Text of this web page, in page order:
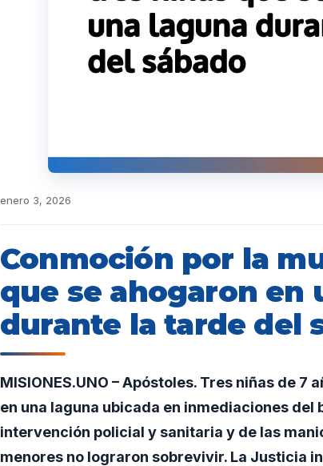
enero 3, 2026
Conmoción por la
que se ahogaron en
durante la tarde del
MISIONES.UNO – Apóstoles. Tres niñas de
en una laguna ubicada en inmediaciones del
intervención policial y sanitaria y de las
menores no lograron sobrevivir. La Justicia